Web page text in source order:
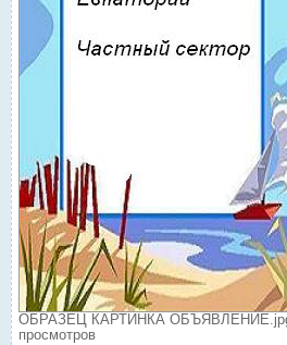
ОБРАЗЕЦ КАРТИНКА ОБЪЯВЛЕНИЕ.jpg
просмотров